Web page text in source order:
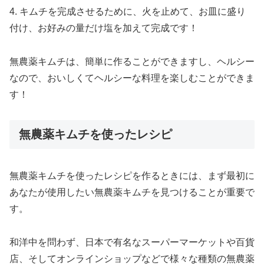
4. キムチを完成させるために、火を止めて、お皿に盛り
付け、お好みの量だけ塩を加えて完成です！
無農薬キムチは、簡単に作ることができますし、ヘルシー
なので、おいしくてヘルシーな料理を楽しむことができま
す！
無農薬キムチを使ったレシピ
無農薬キムチを使ったレシピを作るときには、まず最初に
あなたが使用したい無農薬キムチを見つけることが重要で
す。
和洋中を問わず、日本で有名なスーパーマーケットや百貨
店、そしてオンラインショップなどで様々な種類の無農薬